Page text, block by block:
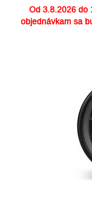
Od 3.8.2026 do
objednávkam sa